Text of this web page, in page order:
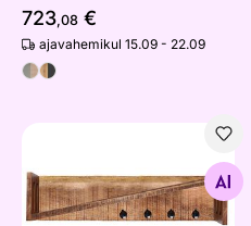
723,08 €
ajavahemikul 15.09 - 22.09
Seinanagi 90 cm, mango
Otsi sarnaseid